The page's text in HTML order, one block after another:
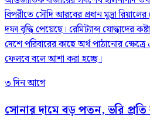
বিপরীতে সৌদি আরবের প্রধান মুদ্রা
দফা বৃদ্ধি পেয়েছে। রেমিট্যান্স যোদ্ধাদের
দেশে পরিবারের কাছে অর্থ পাঠানোর
ফেলবে বলে আশা করা হচ্ছে।
৩ দিন আগে
সোনার দামে বড় পতন, ভরি